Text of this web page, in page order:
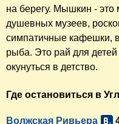
на берегу. Мышкин -
душевных музеев,
симпатичные кафешки,
рыба. Это рай для детей
окунуться в детство.
Где остановиться в
Волжская Ривьера